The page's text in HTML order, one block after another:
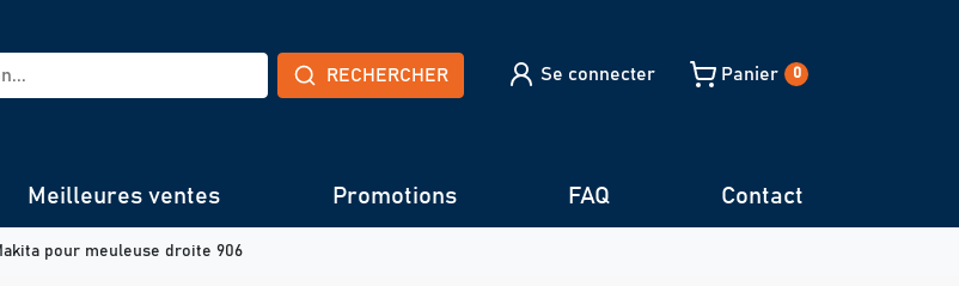
RECHERCHER Se connecter Panier 0
Meilleures ventes Promotions FAQ Contact
pour meuleuse droite 906